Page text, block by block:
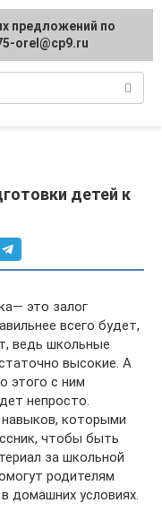
детей к
это залог
всего будет,
ведь школьные
высокие. А
этого с ним
непросто.
которыми
чтобы быть
за школьной
родителям
домашних условиях.
предложений по
orel@cp9.ru